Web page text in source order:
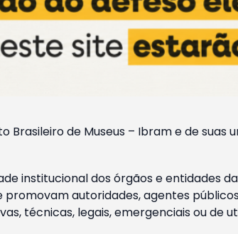
de Museus – Ibram e de
institucional dos órgãos e entidades
autoridades, agentes
técnicas, legais, emergenciais ou de